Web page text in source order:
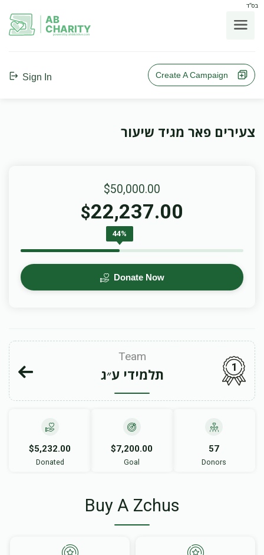
בס"ד
AB
CHARITY
powerd by ahblicklive.com
Sign In Create A Campaign
צעירים פאר מגיד שיעור
$50,000.00
$22,237.00
44%
Donate Now
Team
תלמידי ע״ג 1
$5,232.00
Donated
$7,200.00
Goal
57
Donors
Buy A Zchus